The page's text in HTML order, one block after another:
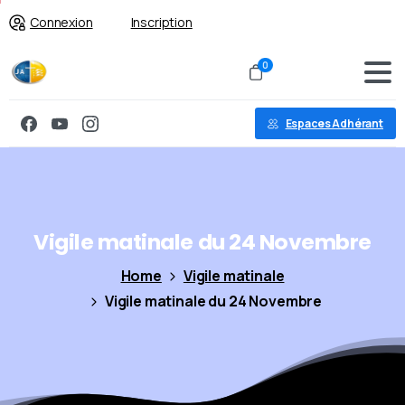
Connexion Inscription
0
Espaces Adhérant
Vigilematinale du24Novembre
Home
Vigile matinale
Vigile matinale du 24 Novembre